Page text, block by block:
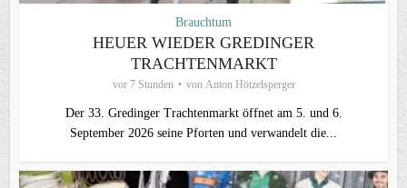
Brauchtum
HEUER WIEDER GREDINGER
TRACHTENMARKT
vor 7 Stunden von Anton Hötzelsperger
Der 33. Gredinger Trachtenmarkt öffnet am 5. und 6.
September 2026 seine Pforten und verwandelt die...